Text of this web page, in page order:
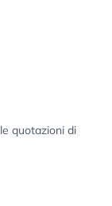
quotazioni di